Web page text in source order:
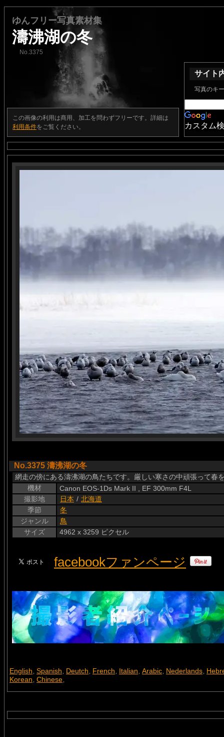
ゆんフリー写真素材集
濤沸湖の冬
No.3375
この画像の利用は商用、加工を問わずフリーです。詳細は
利用条件をご覧ください。
サイト
写真のキ
カスタム
No.3375 濤沸湖の冬
網走の傍にある濤沸湖の鳥たちです。厳しい寒さの中頑張って春
機材
Canon EOS-1Ds Mark II , EF 300mm F4L
撮影地
日本 / 北海道
季節
冬
ジャンル
鳥
サイズ
4962 x 3259 ピクセル
facebookファンページ
English, Spanish, Deutch, French, Italian, Arabic, Nederlands,
Korean, Chinese,